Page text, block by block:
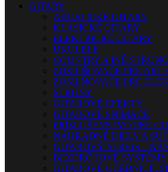
GITARY
AKUSTICKÉ GITARY
KLASICKÉ GITARY
ELEKTRICKÉ GITARY
UKULELE
COUNTRY A INÉ
ZOSILŇOVAČE PRE
ZOSILŇOVAČE PRE
STRUNY
GITAROVÉ EFEKTY
GITAROVÉ SNÍMAČE
PRÍSLUŠENSTVO PRE
NÁHRADNÉ DIELY A
GITAROVÝ SERVIS –
BEZDRÔTOVÉ
GITAROVÉ UČEBNICE,